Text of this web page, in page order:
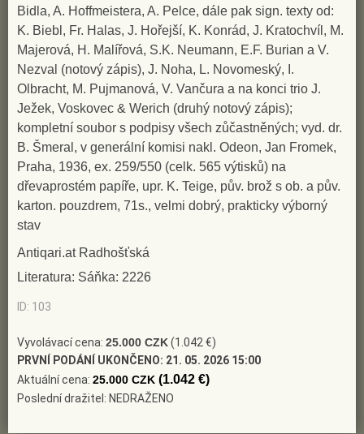
Bidla, A. Hoffmeistera, A. Pelce, dále pak sign. texty od:
K. Biebl, Fr. Halas, J. Hořejší, K. Konrád, J. Kratochvíl, M.
Majerová, H. Malířová, S.K. Neumann, E.F. Burian a V.
Nezval (notový zápis), J. Noha, L. Novomeský, I.
Olbracht, M. Pujmanová, V. Vančura a na konci trio J.
Ježek, Voskovec & Werich (druhý notový zápis);
kompletní soubor s podpisy všech zůčastněných; vyd. dr.
B. Šmeral, v generální komisi nakl. Odeon, Jan Fromek,
Praha, 1936, ex. 259/550 (celk. 565 výtisků) na
dřevaprostém papíře, upr. K. Teige, pův. brož s ob. a pův.
karton. pouzdrem, 71s., velmi dobrý, prakticky výborný
stav
Antiqari.at Radhošťská
Literatura: Sáňka: 2226
ID: 103
Vyvolávací cena: 25.000 CZK(1.042 €)
PRVNÍ PODÁNÍ UKONČENO: 21. 05. 2026 15:00
Aktuální cena: 25.000 CZK (1.042 €)
Poslední dražitel: NEDRAŽENO